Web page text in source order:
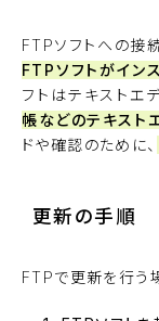
FTPソフトへの接
FTPソフトがイン
フトはテキストエ
帳などのテキスト
ドや確認のために、
更新の手順
FTPで更新を行う